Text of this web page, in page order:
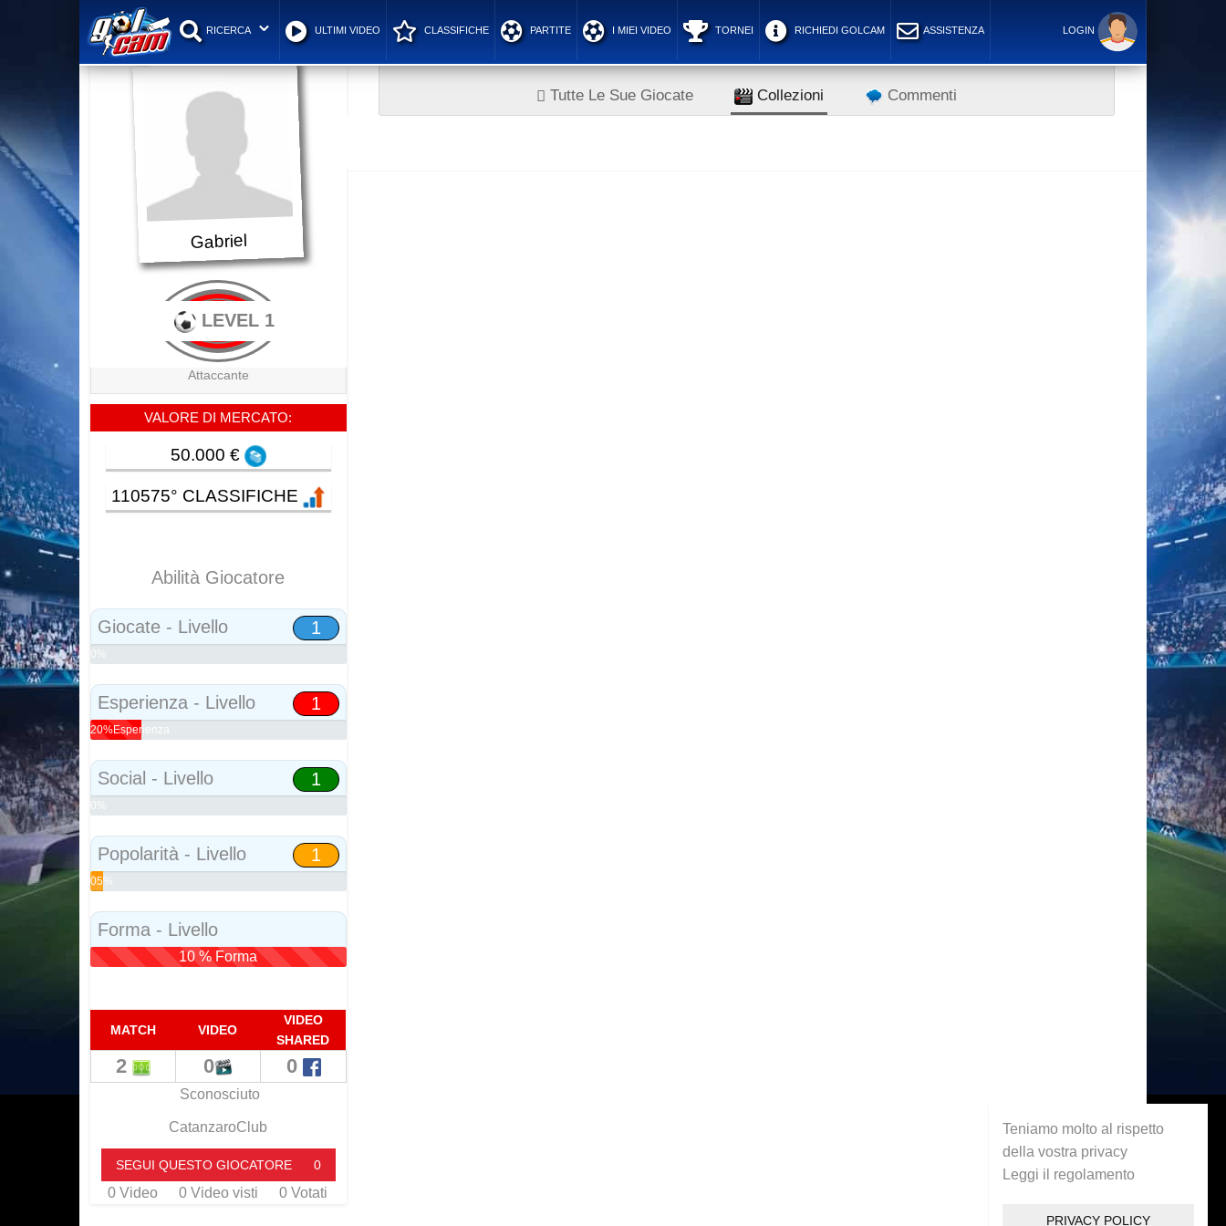
RICERCA ULTIMI VIDEO CLASSIFICHE PARTITE I MIEI VIDEO TORNEI RICHIEDI GOLCAM ASSISTENZA LOGIN
Gabriel
LEVEL 1
Attaccante
VALORE DI MERCATO:
50.000 €
110575° CLASSIFICHE
Abilità Giocatore
Giocate - Livello 1
0%
Esperienza - Livello 1
20%Esperienza
Social - Livello 1
0%
Popolarità - Livello 1
05%
Forma - Livello
10 % Forma
MATCH VIDEO
VIDEO
SHARED
2 0 0
Sconosciuto
CatanzaroClub
SEGUI QUESTO GIOCATORE 0
0 Video 0 Video visti 0 Votati
Tutte Le Sue Giocate Collezioni Commenti
Teniamo molto al rispetto
della vostra privacy
Leggi il regolamento
PRIVACY POLICY